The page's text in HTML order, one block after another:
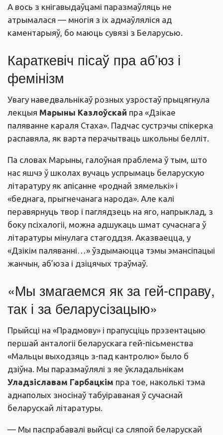
А вось з кнігавыдаўцамі паразмаўляць не
атрымалася — многія з іх адмаўляліся ад
каментарыяў, бо маюць сувязі з Беларусью.
Караткевіч пісаў пра аб’юз і
фемінізм
Увагу наведвальнікаў розных узростаў прыцягнула
лекцыя Марыны Казлоўскай пра «Дзікае
паляванне караля Стаха». Падчас сустрэчы спікерка
распавяла, як варта перачытваць школьны белліт.
Па словах Марыны, галоўная праблема ў тым, што
нас яшчэ ў школах вучаць успрымаць беларускую
літаратуру як апісанне «роднай зямелькі» і
«беднага, прыгнечанага народа». Але калі
перавярнуць твор і паглядзець на яго, напрыклад, з
боку псіхалогіі, можна адшукаць шмат сучаснага ў
літаратуры мінулага стагоддзя. Аказваецца, у
«Дзікім паляванні…» ўздымаюцца тэмы эмансіпацыі
жанчын, аб’юза і дзіцячых траўмаў.
«Мы змагаемся як за гей-справу,
так і за беларусізацыю»
Прыйсці на «Прадмову» і прапусціць прэзентацыю
першай анталогіі беларускага гей-пісьменства
«Мальцы выходзяць з-пад кантролю» было б
дзіўна. Мы паразмаўлялі з яе ўкладальнікам
Уладзіславам Гарбацкім пра тое, наколькі тэма
аднаполых зносінаў табуіраваная ў сучаснай
беларускай літаратуры.
— Мы паспрабавалі выйсці са сляпой беларускай